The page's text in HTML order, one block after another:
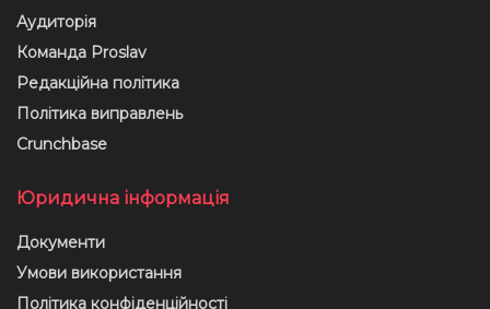
Аудиторія
Команда Proslav
Редакційна політика
Політика виправлень
Crunchbase
Юридична інформація
Документи
Умови використання
Політика конфіденційності